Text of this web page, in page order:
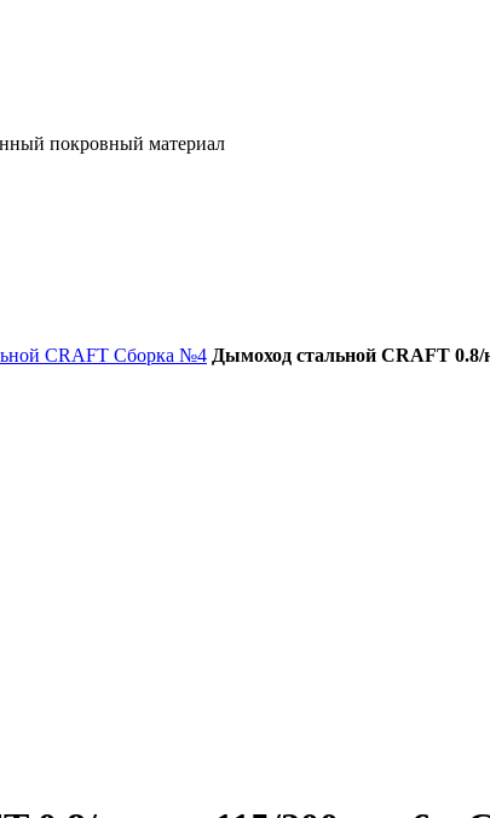
покровный материал
CRAFT Сборка №4 Дымоход стальной CRAFT